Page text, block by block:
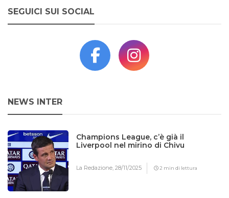
SEGUICI SUI SOCIAL
NEWS INTER
Champions League, c’è già il
Liverpool nel mirino di Chivu
La Redazione,28/11/2025 2 min di lettura